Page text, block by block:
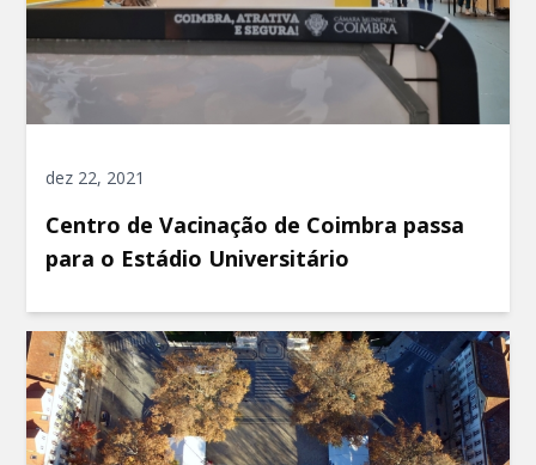
dez 22, 2021
Centro de Vacinação de Coimbra passa
para o Estádio Universitário